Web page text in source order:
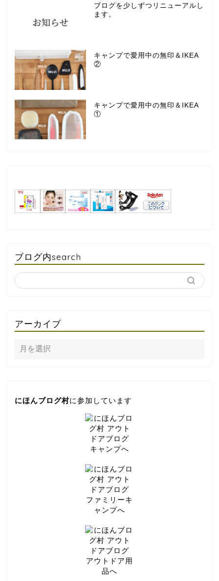
ブログを少しずつリニューアルし
ます。
キャンプで愛用中の無印＆IKEA
②
キャンプで愛用中の無印＆IKEA
①
ブログ内search
アーカイブ
にほんブログ村に参加しています